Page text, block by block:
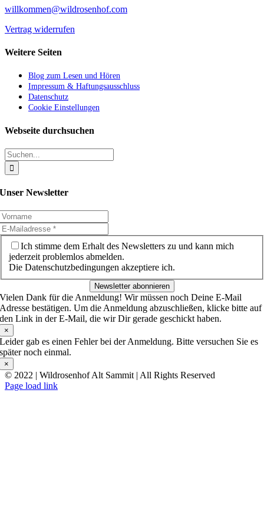
willkommen@wildrosenhof.com
Vertrag widerrufen
Weitere Seiten
Blog zum Lesen und Hören
Impressum & Haftungsausschluss
Datenschutz
Cookie Einstellungen
Webseite durchsuchen
Suche
nach:
Unser Newsletter
Ich stimme dem Erhalt des Newsletters zu und kann mich
jederzeit problemlos abmelden.
Die Datenschutzbedingungen akzeptiere ich.
Newsletter abonnieren
Vielen Dank für die Anmeldung! Wir müssen noch Deine E-Mail
Adresse bestätigen. Um die Anmeldung abzuschließen, klicke bitte auf
den Link in der E-Mail, die wir Dir gerade geschickt haben.
×
Leider gab es einen Fehler bei der Anmeldung. Bitte versuchen Sie es
später noch einmal.
×
© 2022 | Wildrosenhof Alt Sammit | All Rights Reserved
Facebook
Instagram
E-
Page load link